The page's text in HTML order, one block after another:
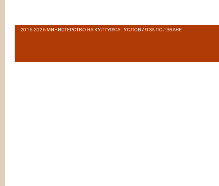
2016-2026 МИНИСТЕРСТВО НА КУЛТУРАТА | УСЛОВИЯ ЗА ПОЛЗВАНЕ